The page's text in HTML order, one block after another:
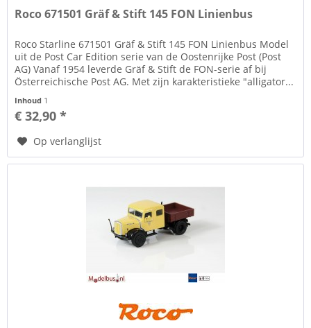
Roco 671501 Gräf & Stift 145 FON Linienbus
Roco Starline 671501 Gräf & Stift 145 FON Linienbus Model
uit de Post Car Edition serie van de Oostenrijke Post (Post
AG) Vanaf 1954 leverde Gräf & Stift de FON-serie af bij
Österreichische Post AG. Met zijn karakteristieke "alligator...
Inhoud 1
€ 32,90 *
Op verlanglijst